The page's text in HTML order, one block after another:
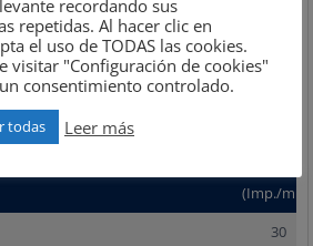
(mm)
(Imp./
30
recordando sus
repetidas. Al hacer clic en
el uso de TODAS las cookies.
visitar "Configuración de cookies"
consentimiento controlado.
todas Leer más